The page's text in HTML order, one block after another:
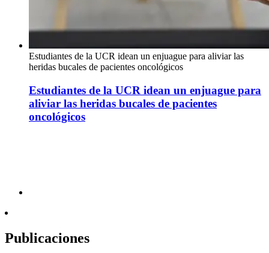
Estudiantes de la UCR idean un enjuague para aliviar las
heridas bucales de pacientes oncológicos
Estudiantes de la UCR idean un enjuague para
aliviar las heridas bucales de pacientes
oncológicos
Publicaciones